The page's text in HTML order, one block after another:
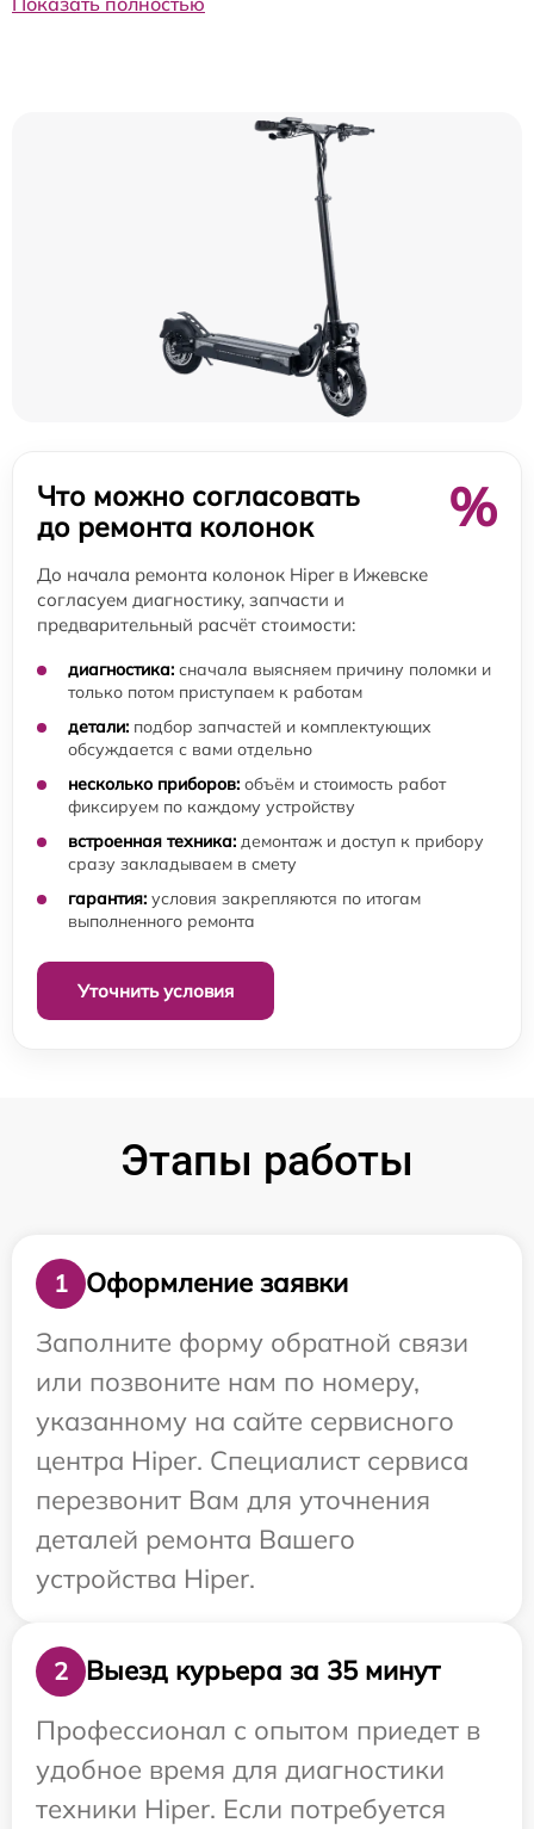
Что можно согласовать
до ремонта колонок
%
До начала ремонта колонок Hiper в Ижевске
согласуем диагностику, запчасти и
предварительный расчёт стоимости:
диагностика: сначала выясняем причину поломки и
только потом приступаем к работам
детали: подбор запчастей и комплектующих
обсуждается с вами отдельно
несколько приборов: объём и стоимость работ
фиксируем по каждому устройству
встроенная техника: демонтаж и доступ к прибору
сразу закладываем в смету
гарантия: условия закрепляются по итогам
выполненного ремонта
Уточнить условия
Этапы работы
1
Оформление заявки
Заполните форму обратной связи
или позвоните нам по номеру,
указанному на сайте сервисного
центра Hiper. Специалист сервиса
перезвонит Вам для уточнения
деталей ремонта Вашего
устройства Hiper.
2
Выезд курьера за 35 минут
Профессионал с опытом приедет в
удобное время для диагностики
техники Hiper. Если потребуется